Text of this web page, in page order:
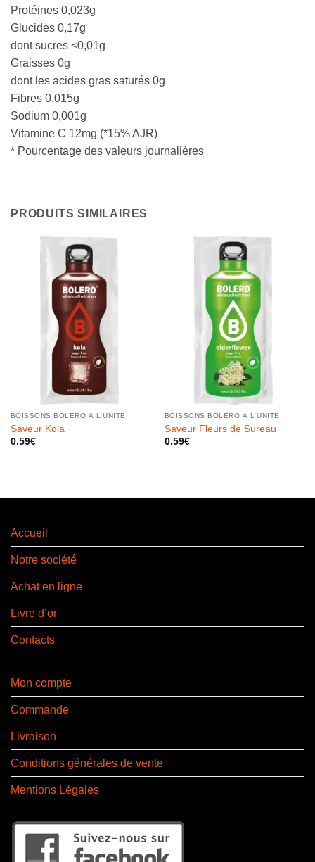
Protéines 0,023g
Glucides 0,17g
dont sucres <0,01g
Graisses 0g
dont les acides gras saturés 0g
Fibres 0,015g
Sodium 0,001g
Vitamine C 12mg (*15% AJR)
* Pourcentage des valeurs journalières
PRODUITS SIMILAIRES
BOISSONS BOLERO À L'UNITÉ
Saveur Kola
0.59€
BOISSONS BOLERO À L'UNITÉ
Saveur Fleurs de Sureau
0.59€
Accueil
Notre société
Achat en ligne
Livre d’or
Contacts
Mon compte
Commande
Livraison
Conditions générales de vente
Mentions Légales